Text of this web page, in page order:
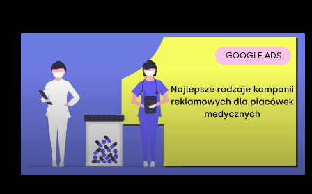
GOOGLE ADS